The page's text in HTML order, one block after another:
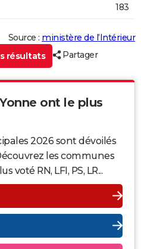
183
Source : ministère de l’Intérieur
résultats
Partager
ont le plus
2026 sont dévoilés
les communes
voté RN, LFI, PS, LR...